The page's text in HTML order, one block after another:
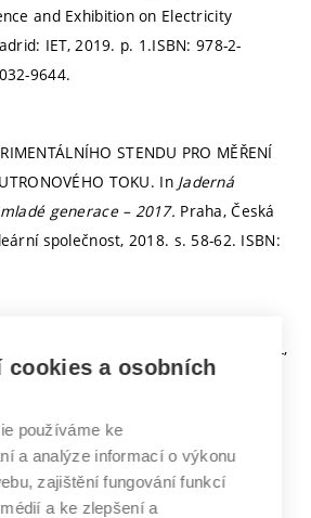
and Exhibition on Electricity
IET, 2019. p. 1.ISBN: 978-2-
9644.
STENDU PRO MĚŘENÍ
TOKU. In Jaderná
generace – 2017. Praha, Česká
společnost, 2018. s. 58-62. ISBN:
J.; KRBAL, M.; MOTYČKA, M.; NEKVAPIL,
Safety for LEDs with
Countries (Lumen V4).
1-5386-7923-4.
cookies a osobních
používáme ke
a analýze informací o výkonu
zajištění fungování funkcí
a ke zlepšení a